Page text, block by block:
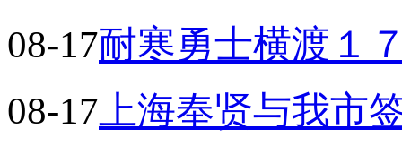
08-17耐寒勇士横渡１
08-17 上海奉贤与我市